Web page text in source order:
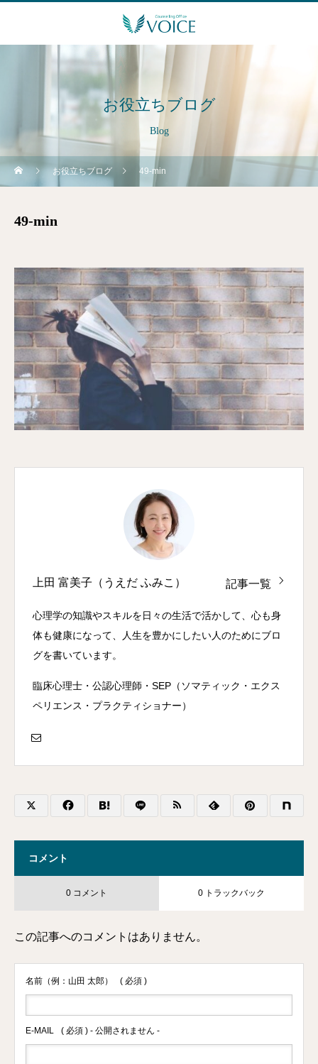
お役立ちブログ
Blog
お役立ちブログ 49-min
49-min
上田 富美子（うえだ ふみこ） 記事一覧
心理学の知識やスキルを日々の生活で活かして、心も身
体も健康になって、人生を豊かにしたい人のためにブロ
グを書いています。
臨床心理士・公認心理師・SEP（ソマティック・エクス
ペリエンス・プラクティショナー）
コメント
0 コメント 0 トラックバック
この記事へのコメントはありません。
名前（例：山田 太郎） ( 必須 )
E-MAIL ( 必須 ) - 公開されません -